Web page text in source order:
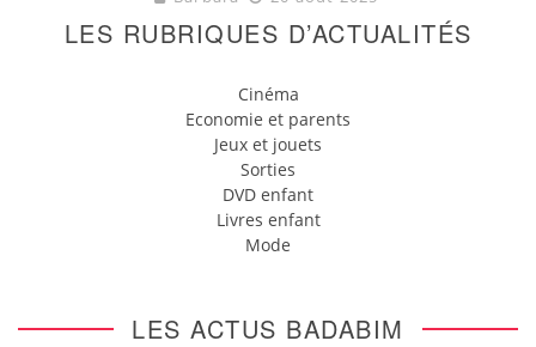
LES RUBRIQUES D’ACTUALITÉS
Cinéma
Economie et parents
Jeux et jouets
Sorties
DVD enfant
Livres enfant
Mode
LES ACTUS BADABIM